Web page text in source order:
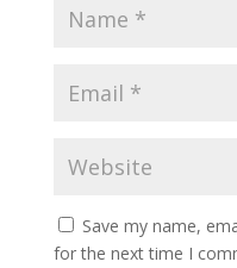
Save my name,
for the next time I